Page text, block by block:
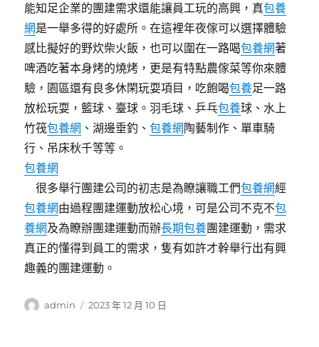
能知足企業的團建需求還能讓員工玩的高興，真包養
網是一舉多得的好處所。在這裡年夜傢可以選擇體驗
感比擬好的野炊柴火飯，也可以圍在一路喝包養網著
啤酒吃著本身烤的燒烤，更是有特點農傢菜等你來體
驗，園區還有良多休閑玩耍項目，吃飽喝包養足一路
放松玩耍，籃球、臺球。羽毛球、乒乓包養球、水上
竹筏包養網 、湖邊垂釣、包養網 陶藝制作、單車騎
行、吊床秋千等等。
包養網
很多舉行團建公司的初志是為瞭讓職工們包養網經
包養網由過程團建運動放松心境，可是公司不克不包
養網及為瞭辦團建運動而辦長期包養團建運動，需求
真正的懂得到員工的需求，隻有如許才幹舉行出有興
趣義的團建運動。
作
admin
發
2023 年 12 月 10 日